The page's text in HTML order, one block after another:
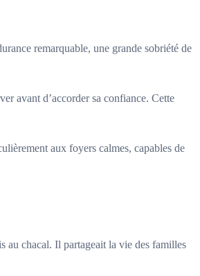
remarquable, une grande sobriété de
avant d’accorder sa confiance. Cette
aux foyers calmes, capables de
au chacal. Il partageait la vie des familles